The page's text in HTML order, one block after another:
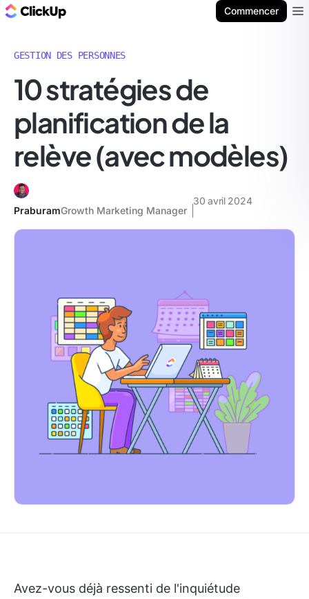
Commencer
GESTION DES PERSONNES
10 stratégies de
planification de la
relève (avec modèles)
PraburamGrowth Marketing Manager
30 avril 2024
Avez-vous déjà ressenti de l'inquiétude